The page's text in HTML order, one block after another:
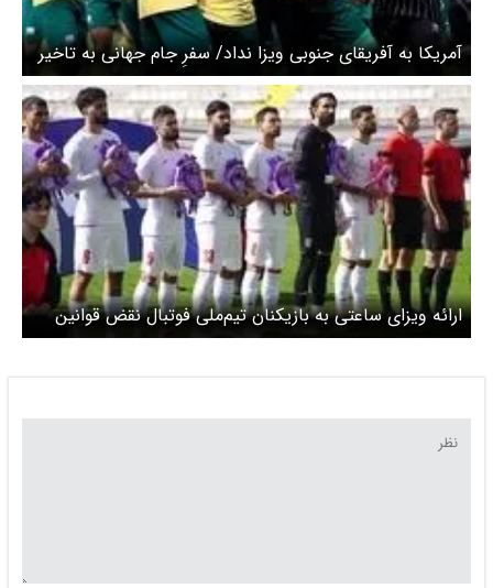
آمریکا به آفریقای جنوبی ویزا نداد/ سفرِ جام جهانی به تاخیر
افتاد
ارائه ویزای ساعتی به بازیکنان تیم‌ملی فوتبال نقض قوانین
فیفا است